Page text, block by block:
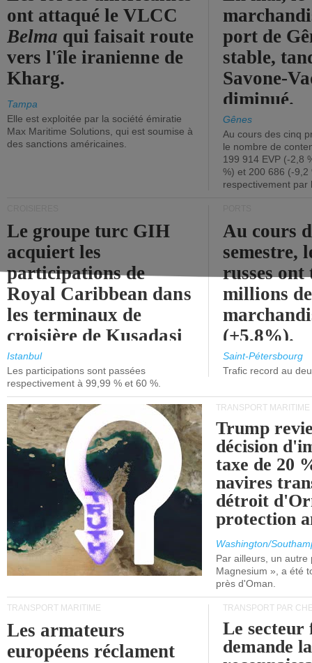
ont attaqué le VLCC
Belma qui faisait route
vers l'île iranienne de
Kharg.
Tampa
Elle est exploitée par la société émiratie
Max Maritime Solutions, qui est soumise à
des sanctions américaines.
port de
stable,
Savone-
diminué.
Gênes
Au cours des cinq
le nombre de
199 914 EVP (-2,8
%) et 200 686 (-9,2
respectivement par
Le groupe turc GIH
acquiert les
participations de
Royal Caribbean dans
les terminaux de
croisière de Kusadasi
et de Lisbonne.
Istanbul
Les participations sont passées
respectivement à 99,99 % et 60 %.
Au cours
semestre,
russes
millions
(+5,8%).
Saint-Pétersbourg
Trafic record au
TRANSPORT MARITIME
Trump
décision
taxe de 20
navires
détroit
protection
Washington/
Par ailleurs, un autre
Magnesium », a été
près d'Oman.
TRANSPORT MARITIME
Les armateurs
européens réclament
TRANSPORT PAR
Le
demande la